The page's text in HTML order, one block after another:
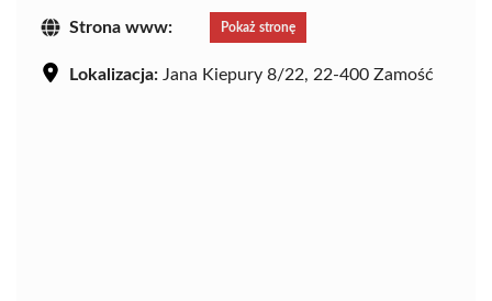
Strona www: Pokaż stronę
Lokalizacja: Jana Kiepury 8/22, 22-400 Zamość